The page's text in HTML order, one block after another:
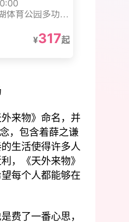
体育公园多功能
¥317起
来物》命名，并
，包含着薛之谦
生活使得许多人
，《天外来物》
每个人都能够在
费了一番心思，